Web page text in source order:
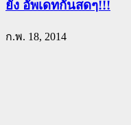
ยัง อัพเดทกันสดๆ!!!
ก.พ. 18, 2014